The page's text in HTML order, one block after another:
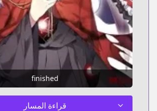
finished
قراءة المسار